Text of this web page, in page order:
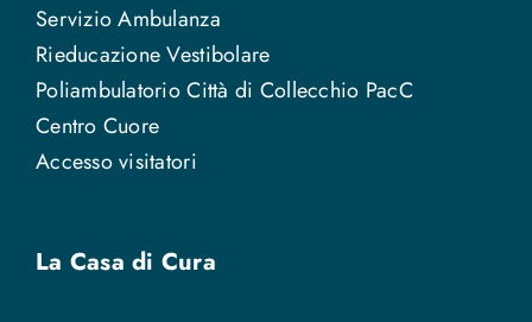
Servizio Ambulanza
Rieducazione Vestibolare
Poliambulatorio Città di Collecchio PacC
Centro Cuore
Accesso visitatori
La Casa di Cura